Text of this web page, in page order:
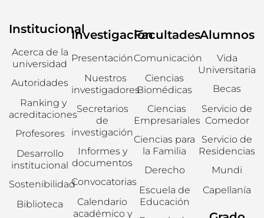
Institucional
Acerca de la
universidad
Autoridades
Ranking y
acreditaciones
Profesores
Desarrollo
institucional
Sostenibilidad
Biblioteca
Investigación
Presentación
Nuestros
investigadores
Secretarios
de
investigación
Informes y
documentos
Convocatorias
Calendario
académico y
Facultades
Comunicación
Ciencias
Biomédicas
Ciencias
Empresariales
Ciencias para
la Familia
Derecho
Escuela de
Educación
Alumnos
Vida
Universitaria
Becas
Servicio de
Comedor
Servicio de
Residencias
Mundi
Capellanía